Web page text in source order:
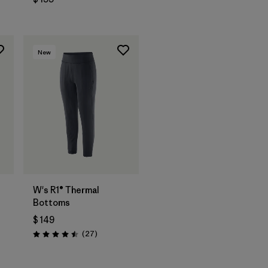
New
W's R1® Thermal
Bottoms
$ 149
Valoración: 4.5 / 5
(27Comentarios
)